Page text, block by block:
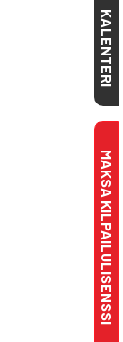
KALENTERI
MAKSA KILPAILULISENSSI